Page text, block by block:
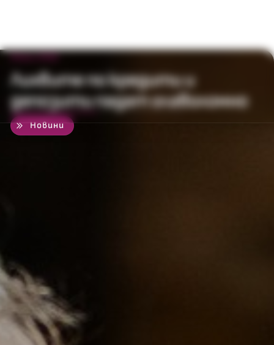
8 юни 2015
Лихвите по кредити и
депозити падат главоломно
50%
Новини